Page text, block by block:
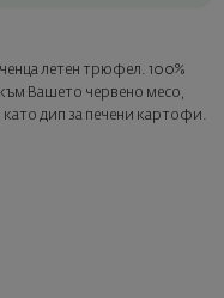
на град София
и персонализирана
тази опция в
летен трюфел. 100%
Вашето червено месо,
дип за печени картофи.